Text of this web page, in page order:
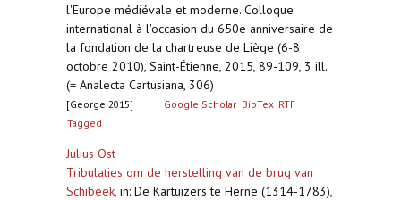
l'Europe médiévale et moderne. Colloque
international à l'occasion du 650e anniversaire de
la fondation de la chartreuse de Liège (6-8
octobre 2010), Saint-Étienne, 2015, 89-109, 3 ill.
(= Analecta Cartusiana, 306)
[George 2015] Google Scholar BibTex RTF
Tagged
Julius Ost
Tribulaties om de herstelling van de brug van
Schibeek, in: De Kartuizers te Herne (1314-1783),